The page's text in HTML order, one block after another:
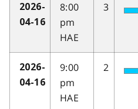
2026-
04-16
8:00
pm
HAE
3
2026-
04-16
9:00
pm
HAE
2